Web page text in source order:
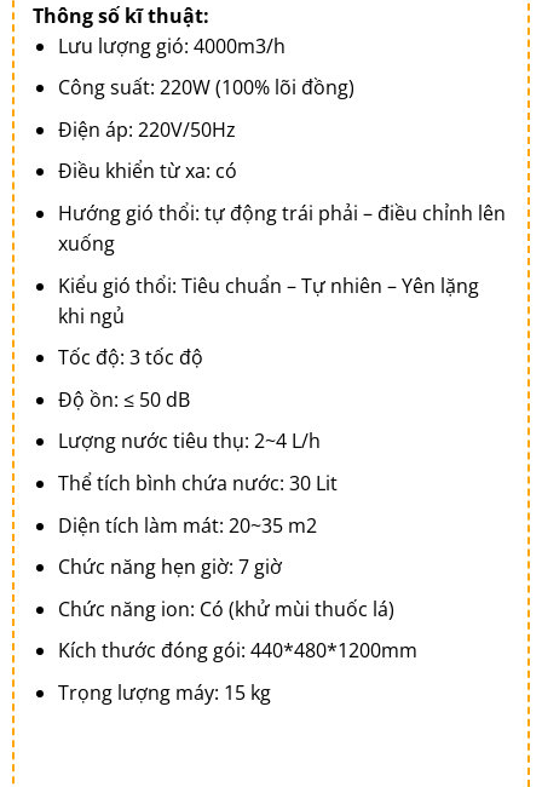
Thông số kĩ thuật:
Lưu lượng gió: 4000m3/h
Công suất: 220W (100% lõi đồng)
Điện áp: 220V/50Hz
Điều khiển từ xa: có
Hướng gió thổi: tự động trái phải – điều chỉnh lên
xuống
Kiểu gió thổi: Tiêu chuẩn – Tự nhiên – Yên lặng
khi ngủ
Tốc độ: 3 tốc độ
Độ ồn: ≤ 50 dB
Lượng nước tiêu thụ: 2~4 L/h
Thể tích bình chứa nước: 30 Lit
Diện tích làm mát: 20~35 m2
Chức năng hẹn giờ: 7 giờ
Chức năng ion: Có (khử mùi thuốc lá)
Kích thước đóng gói: 440*480*1200mm
Trọng lượng máy: 15 kg